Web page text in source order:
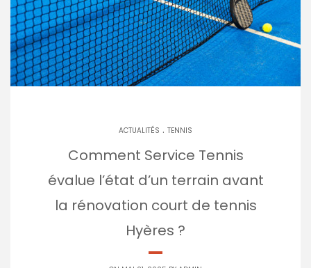
ACTUALITÉS . TENNIS
Comment Service Tennis
évalue l’état d’un terrain avant
la rénovation court de tennis
Hyères ?